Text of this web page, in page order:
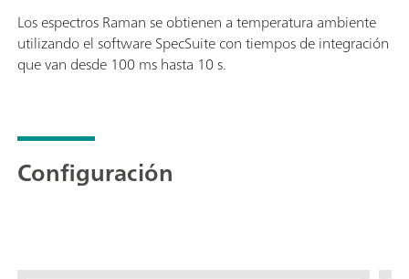
Los espectros Raman se obtienen a temperatura ambiente
utilizando el software SpecSuite con tiempos de integración
que van desde 100 ms hasta 10 s.
Configuración